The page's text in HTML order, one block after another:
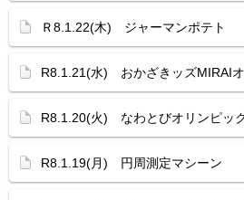
Ｒ8.1.22(木) ジャーマンポテト
R8.1.21(水) おかざきッズMIRAI
R8.1.20(火) なわとびオリンピッ
R8.1.19(月) 円周測定マシーン